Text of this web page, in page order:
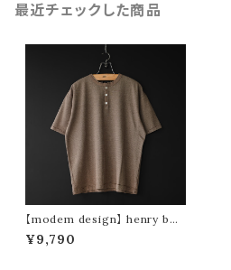
最近チェックした商品
【modem design】 henry bor
der t-shirt (brown)
¥9,790